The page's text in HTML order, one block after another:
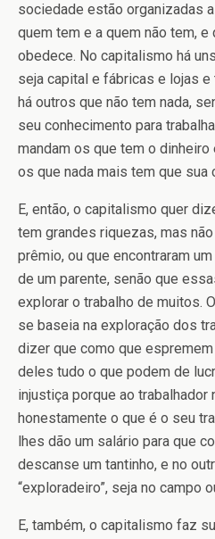
sociedade estão organizadas
quem tem e a quem não tem, e
obedece. No capitalismo há
seja capital e fábricas e lojas
há outros que não tem nada,
seu conhecimento para
mandam os que tem o
os que nada mais tem que sua
E, então, o capitalismo quer
tem grandes riquezas, mas
prêmio, ou que encontraram
de um parente, senão que
explorar o trabalho de muitos.
se baseia na exploração dos
dizer que como que
deles tudo o que podem de
injustiça porque ao trabalhador
honestamente o que é o seu
lhes dão um salário para que
descanse um tantinho, e no
“exploradeiro”, seja no campo
E, também, o capitalismo faz